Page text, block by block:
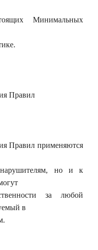
Минимальных
Правил
Правил применяются
но и к
за любой
в